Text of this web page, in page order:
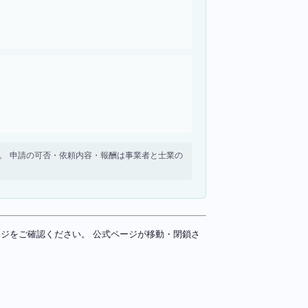
申請の可否・依頼内容・報酬は事業者と士業の
をご確認ください。 公式ページが移動・閉鎖さ